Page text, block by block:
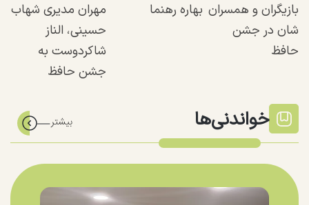
بازیگران و همسران
شان در جشن
حافظ
بهاره رهنما
مهران مدیری شهاب
حسینی، الناز
شاکردوست به
جشن حافظ
خواندنی‌ها